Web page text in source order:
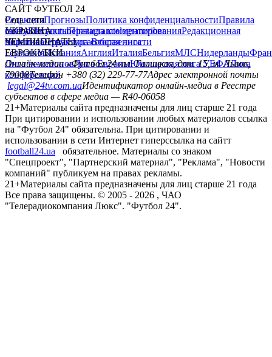
САЙТ ФУТБОЛ 24
РедакцияПрогнозыПолитика конфиденциальностиПравила
сайтуКонтактыПравила комментированияРедакционная
политикаСтруктура собственности
Соц. сети
facebookxyoutubeinstagramtelegramviber
УКРАИНА
УкраинаПервая лигаВторая лига
ЧЕМПИОНАТЫ
ГерманияИспанияАнглияИталияБельгияМЛСНидерланды
ЕВРОКУБКИ
Лига чемпионовЛига ЕвропыЮношеская лига УЕФАЛига
конференций
Онлайн-медиа «Футбол 24»пл. Галицкая, дом. 15, м. Львов,
79008Телефон +380 (32) 229-77-77Адрес электронной почты
legal@24tv.com.uaИдентификатор онлайн-медиа в Реестре
субъектов в сфере медиа — R40-06058
21+Материалы сайта предназначены для лиц старше 21 года
При цитировании и использовании любых материалов ссылка
на "Футбол 24" обязательна. При цитировании и
использовании в сети Интернет гиперссылка на сайтт
football24.ua
обязательное. Материалы со знаком
"Спецпроект", "Партнерский материал", "Реклама", "Новости
компаний" публикуем на правах рекламы.
21+Материалы сайта предназначены для лиц старше 21 года
Все права защищены. © 2005 - 2026 , ЧАО
"Телерадиокомпания Люкс". "Футбол 24".